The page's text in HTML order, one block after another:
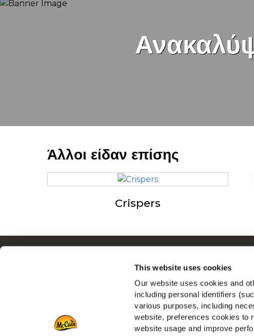
This website uses cookies
Our website uses cookies and
including personal identifiers
various purposes, including
website, preferences cookies to
website usage and improve
Άλλοι είδαν επίσης
Crispers
Έμπνευση
Downloads
Driven by
Θέσεις
Συχνές